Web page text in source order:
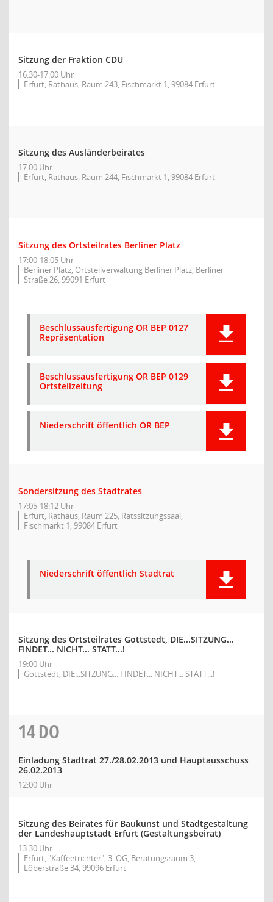
Sitzung der Fraktion CDU
16:30-17:00 Uhr
Erfurt, Rathaus, Raum 243, Fischmarkt 1, 99084 Erfurt
Sitzung des Ausländerbeirates
17:00 Uhr
Erfurt, Rathaus, Raum 244, Fischmarkt 1, 99084 Erfurt
Sitzung des Ortsteilrates Berliner Platz
17:00-18:05 Uhr
Berliner Platz, Ortsteilverwaltung Berliner Platz, Berliner
Straße 26, 99091 Erfurt
Beschlussausfertigung OR BEP 0127
Repräsentation
Beschlussausfertigung OR BEP 0129
Ortsteilzeitung
Niederschrift öffentlich OR BEP
Sondersitzung des Stadtrates
17:05-18:12 Uhr
Erfurt, Rathaus, Raum 225, Ratssitzungssaal,
Fischmarkt 1, 99084 Erfurt
Niederschrift öffentlich Stadtrat
Sitzung des Ortsteilrates Gottstedt, DIE...SITZUNG...
FINDET... NICHT... STATT...!
19:00 Uhr
Gottstedt, DIE...SITZUNG... FINDET... NICHT... STATT...!
14DO
Einladung Stadtrat 27./28.02.2013 und Hauptausschuss
26.02.2013
12:00 Uhr
Sitzung des Beirates für Baukunst und Stadtgestaltung
der Landeshauptstadt Erfurt (Gestaltungsbeirat)
13:30 Uhr
Erfurt, "Kaffeetrichter", 3. OG, Beratungsraum 3,
Löberstraße 34, 99096 Erfurt